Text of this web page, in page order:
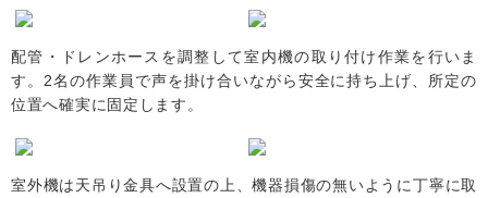
配管・ドレンホースを調整して室内機の取り付け作業を行いま
す。2名の作業員で声を掛け合いながら安全に持ち上げ、所定の
位置へ確実に固定します。
室外機は天吊り金具へ設置の上、機器損傷の無いように丁寧に取